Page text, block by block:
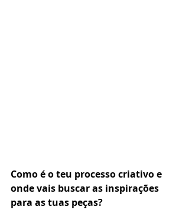
Como é o teu processo criativo e
onde vais buscar as inspirações
para as tuas peças?